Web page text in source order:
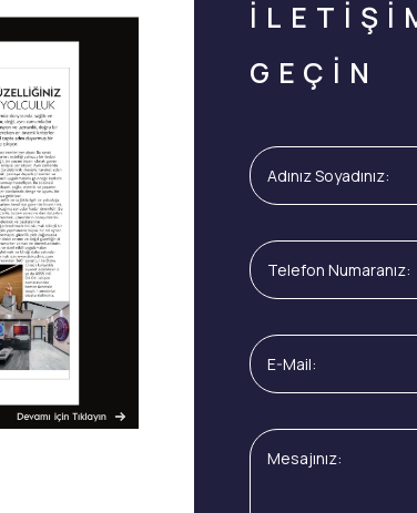
Leke Tedavisi
Sivilce – Akne Tedavisi
Baby Face Ultra
Kimyasal Peeling
Alloblast – Kök Hücre
Tedavisi (Fibroblast)
Cosmelan &
Dermamelan
Otolog Kök Hücre
Tedavisi
OxyGeneo Medikal Cilt
Bakımı
El Vitamini
EmFusion
Profhilo
GEÇİN